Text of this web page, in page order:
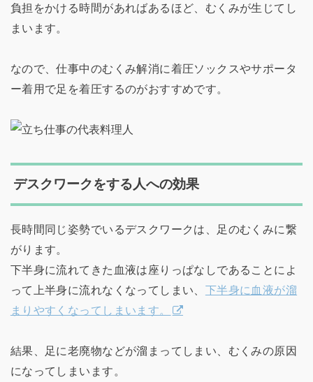
負担をかける時間があればあるほど、むくみが生じてし
まいます。
なので、仕事中のむくみ解消に着圧ソックスやサポータ
ー着用で足を着圧するのがおすすめです。
デスクワークをする人への効果
長時間同じ姿勢でいるデスクワークは、足のむくみに繋
がります。
下半身に流れてきた血液は座りっぱなしであることによ
って上半身に流れなくなってしまい、 下半身に血液が溜
まりやすくなってしまいます。
結果、足に老廃物などが溜まってしまい、むくみの原因
になってしまいます。